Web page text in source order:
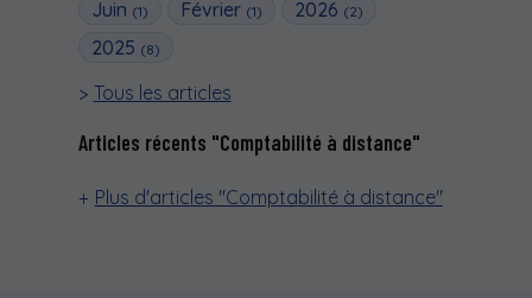
Juin (1) Février (1) 2026 (2)
2025 (8)
Tous les articles
Articles récents "Comptabilité à distance"
Plus d'articles "Comptabilité à distance"